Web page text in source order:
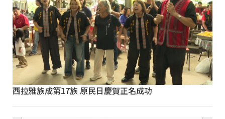
西拉雅族成第17族 原民日慶賀正名成功